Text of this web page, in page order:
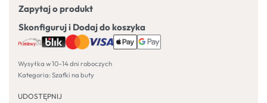
Zapytaj o produkt
Skonfiguruj i Dodaj do koszyka
Wysyłka w 10–14 dni roboczych
Kategoria: Szafki na buty
UDOSTĘPNIJ